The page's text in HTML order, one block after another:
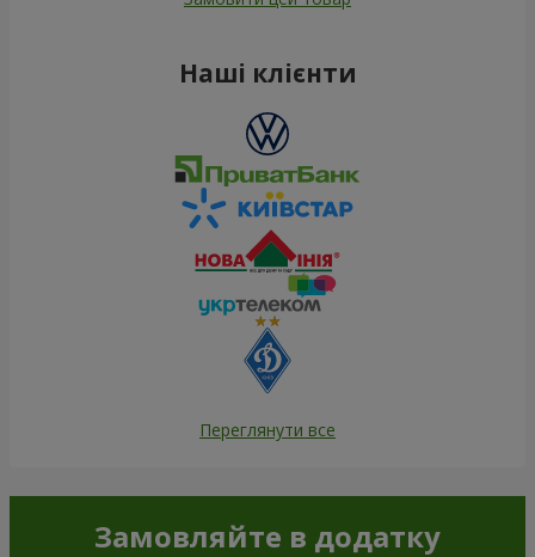
Наші клієнти
Переглянути все
Замовляйте в додатку